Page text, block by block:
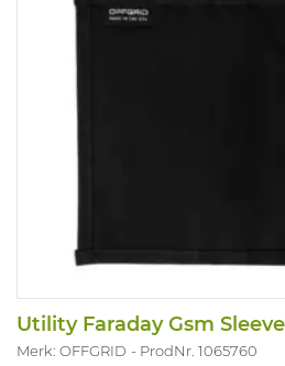
Utility Faraday Gsm
Merk: OFFGRID ProdNr. 1065760